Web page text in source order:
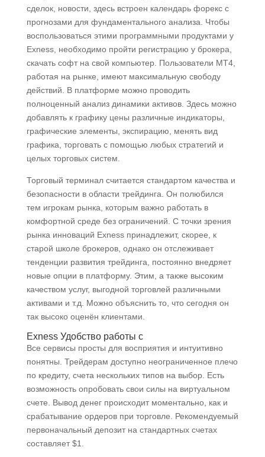
сделок, новости, здесь встроен календарь форекс с
прогнозами для фундаментального анализа. Чтобы
воспользоваться этими программными продуктами у
Exness, необходимо пройти регистрацию у брокера,
скачать софт на свой компьютер. Пользователи МТ4,
работая на рынке, имеют максимальную свободу
действий. В платформе можно проводить
полноценный анализ динамики активов. Здесь можно
добавлять к графику цены различные индикаторы,
графические элементы, экспирацию, менять вид
графика, торговать с помощью любых стратегий и
целых торговых систем.
Торговый терминал считается стандартом качества и
безопасности в области трейдинга. Он полюбился
тем игрокам рынка, которым важно работать в
комфортной среде без ограничений. С точки зрения
рынка инноваций Exness принадлежит, скорее, к
старой школе брокеров, однако он отслеживает
тенденции развития трейдинга, постоянно внедряет
новые опции в платформу. Этим, а также высоким
качеством услуг, выгодной торговлей различными
активами и т.д. Можно объяснить то, что сегодня он
так высоко оценён клиентами.
Exness Удобство работы с
Все сервисы просты для восприятия и интуитивно
понятны. Трейдерам доступно неограниченное плечо
по кредиту, счета нескольких типов на выбор. Есть
возможность опробовать свои силы на виртуальном
счете. Вывод денег происходит моментально, как и
срабатывание ордеров при торговле. Рекомендуемый
первоначальный депозит на стандартных счетах
составляет $1.